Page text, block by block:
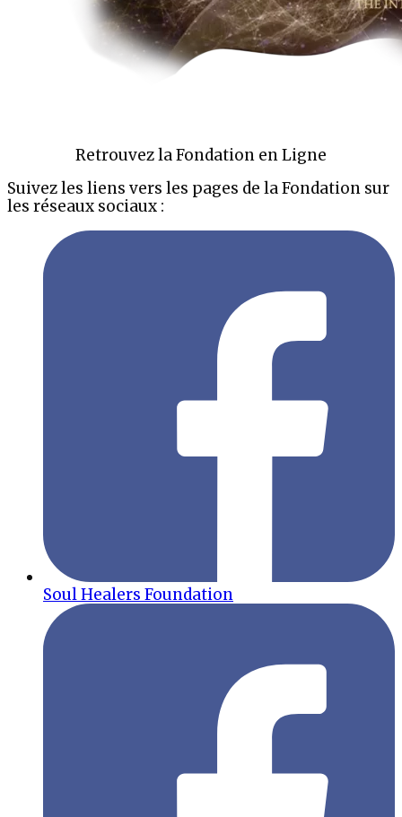
Retrouvez la Fondation en Ligne
Suivez les liens vers les pages de la Fondation sur
les réseaux sociaux :
Soul Healers Foundation